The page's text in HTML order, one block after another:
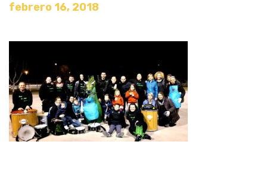
febrero 16, 2018